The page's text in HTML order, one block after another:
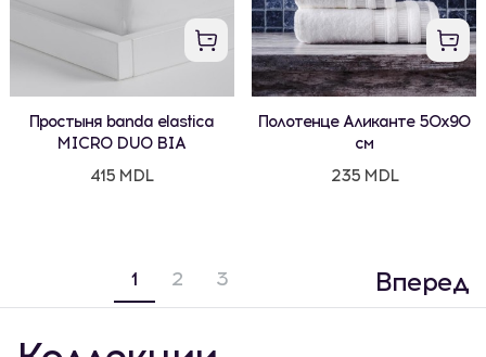
Простыня banda elastica
MICRO DUO BIA
415 MDL
Полотенце Аликанте 50x90
см
235 MDL
1 2 3 Вперед